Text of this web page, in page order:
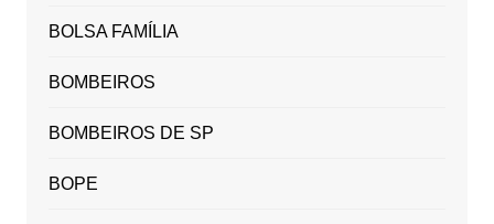
BOLSA FAMÍLIA
BOMBEIROS
BOMBEIROS DE SP
BOPE